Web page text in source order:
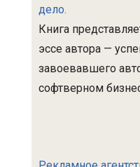
дело.
Книга
эссе автора —
завоевавшего
софтверном